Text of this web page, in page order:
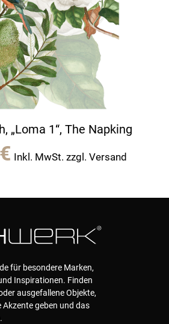
„Loma 1“, The Napking
€ Inkl. MwSt. zzgl. Versand
für besondere Marken,
Inspirationen. Finden
ausgefallene Objekte,
Akzente geben und das